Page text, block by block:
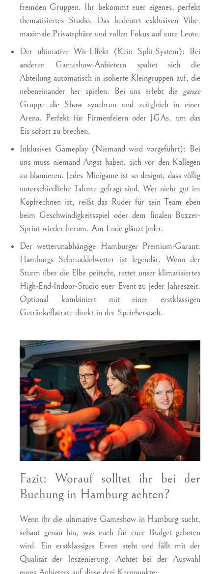
fremden Gruppen. Ihr bekommt euer eigenes, perfekt
thematisiertes Studio. Das bedeutet exklusiven Vibe,
maximale Privatsphäre und vollen Fokus auf eure Leute.
Der ultimative Wir-Effekt (Kein Split-System): Bei
anderen Gameshow-Anbietern spaltet sich die
Abteilung automatisch in isolierte Kleingruppen auf, die
nebeneinander her spielen. Bei uns erlebt die ganze
Gruppe die Show synchron und zeitgleich in einer
Arena. Perfekt für Firmenfeiern oder JGAs, um das
Eis sofort zu brechen.
Inklusives Gameplay (Niemand wird vorgeführt): Bei
uns muss niemand Angst haben, sich vor den Kollegen
zu blamieren. Jedes Minigame ist so designt, dass völlig
unterschiedliche Talente gefragt sind. Wer nicht gut im
Kopfrechnen ist, reißt das Ruder für sein Team eben
beim Geschwindigkeitsspiel oder dem finalen Buzzer-
Sprint wieder herum. Am Ende glänzt jeder.
Der wetterunabhängige Hamburger Premium-Garant:
Hamburgs Schmuddelwetter ist legendär. Wenn der
Sturm über die Elbe peitscht, rettet unser klimatisiertes
High-End-Indoor-Studio euer Event zu jeder Jahreszeit.
Optional kombiniert mit einer erstklassigen
Getränkeflatrate direkt in der Speicherstadt.
Fazit: Worauf solltet ihr bei der
Buchung in Hamburg achten?
Wenn ihr die ultimative Gameshow in Hamburg sucht,
schaut genau hin, was euch für euer Budget geboten
wird. Ein erstklassiges Event steht und fällt mit der
Qualität der Inszenierung. Achtet bei der Auswahl